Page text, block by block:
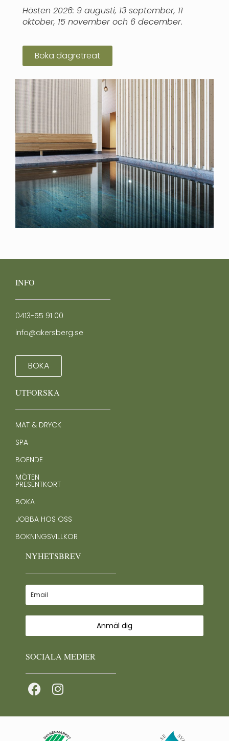
Hösten 2026: 9 augusti, 13 september, 11
oktober, 15 november och 6 december.
Boka dagretreat
INFO
0413-55 91 00
info@akersberg.se
BOKA
UTFORSKA
MAT & DRYCK
SPA
BOENDE
MÖTEN
PRESENTKORT
BOKA
JOBBA HOS OSS
BOKNINGSVILLKOR
NYHETSBREV
Anmäl dig
SOCIALA MEDIER